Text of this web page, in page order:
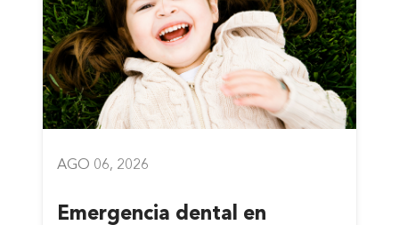
AGO 06, 2026
Emergencia dental en